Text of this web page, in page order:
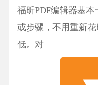
福昕PDF编辑器基
或步骤，不用重新
低。对